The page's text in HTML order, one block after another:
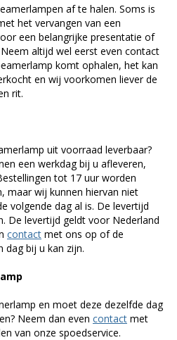
af te halen. Soms is
het vervangen van een
een belangrijke presentatie of
altijd wel eerst even contact
komt ophalen, het kan
en wij voorkomen liever de
rit.
uit voorraad leverbaar?
een werkdag bij u afleveren,
tot 17 uur worden
maar wij kunnen hiervan niet
volgende dag al is. De levertijd
De levertijd geldt voor Nederland
contact met ons op of de
dag bij u kan zijn.
en moet deze dezelfde dag
Neem dan even contact met
van onze spoedservice.